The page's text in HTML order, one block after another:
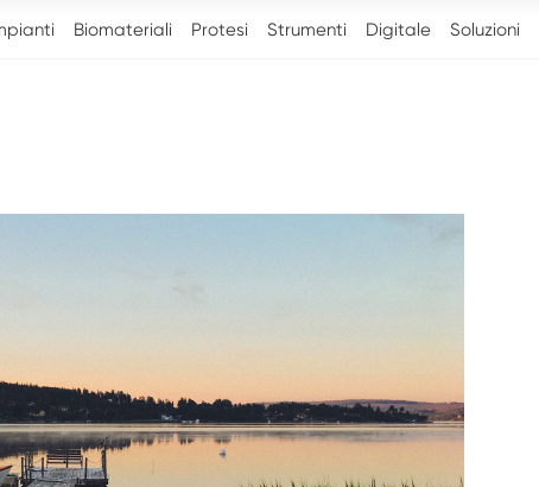
Biomateriali Protesi Strumenti Digitale Soluzioni